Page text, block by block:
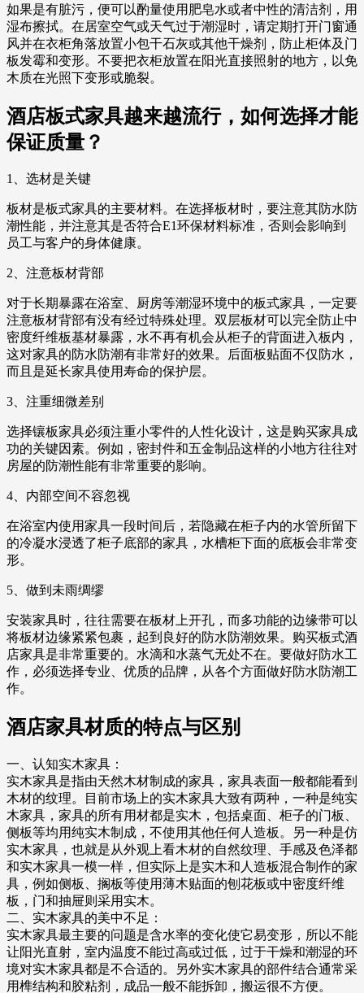
如果是有脏污，便可以酌量使用肥皂水或者中性的清洁剂，用
湿布擦拭。在居室空气或天气过于潮湿时，请定期打开门窗通
风并在衣柜角落放置小包干石灰或其他干燥剂，防止柜体及门
板发霉和变形。不要把衣柜放置在阳光直接照射的地方，以免
木质在光照下变形或脆裂。
酒店板式家具越来越流行，如何选择才能
保证质量？
1、选材是关键
板材是板式家具的主要材料。在选择板材时，要注意其防水防
潮性能，并注意其是否符合E1环保材料标准，否则会影响到
员工与客户的身体健康。
2、注意板材背部
对于长期暴露在浴室、厨房等潮湿环境中的板式家具，一定要
注意板材背部有没有经过特殊处理。双层板材可以完全防止中
密度纤维板基材暴露，水不再有机会从柜子的背面进入板内，
这对家具的防水防潮有非常好的效果。后面板贴面不仅防水，
而且是延长家具使用寿命的保护层。
3、注重细微差别
选择镶板家具必须注重小零件的人性化设计，这是购买家具成
功的关键因素。例如，密封件和五金制品这样的小地方往往对
房屋的防潮性能有非常重要的影响。
4、内部空间不容忽视
在浴室内使用家具一段时间后，若隐藏在柜子内的水管所留下
的冷凝水浸透了柜子底部的家具，水槽柜下面的底板会非常变
形。
5、做到未雨绸缪
安装家具时，往往需要在板材上开孔，而多功能的边缘带可以
将板材边缘紧紧包裹，起到良好的防水防潮效果。购买板式酒
店家具是非常重要的。水滴和水蒸气无处不在。要做好防水工
作，必须选择专业、优质的品牌，从各个方面做好防水防潮工
作。
酒店家具材质的特点与区别
一、认知实木家具：
实木家具是指由天然木材制成的家具，家具表面一般都能看到
木材的纹理。目前市场上的实木家具大致有两种，一种是纯实
木家具，家具的所有用材都是实木，包括桌面、柜子的门板、
侧板等均用纯实木制成，不使用其他任何人造板。另一种是仿
实木家具，也就是从外观上看木材的自然纹理、手感及色泽都
和实木家具一模一样，但实际上是实木和人造板混合制作的家
具，例如侧板、搁板等使用薄木贴面的刨花板或中密度纤维
板，门和抽屉则采用实木。
二、实木家具的美中不足：
实木家具最主要的问题是含水率的变化使它易变形，所以不能
让阳光直射，室内温度不能过高或过低，过于干燥和潮湿的环
境对实木家具都是不合适的。另外实木家具的部件结合通常采
用榫结构和胶粘剂，成品一般不能拆卸，搬运很不方便。